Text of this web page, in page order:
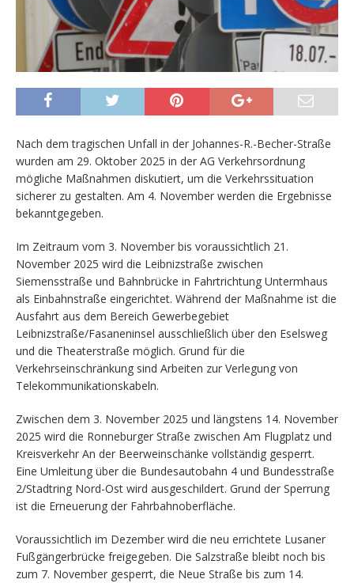
Nach dem tragischen Unfall in der Johannes-R.-Becher-Straße
wurden am 29. Oktober 2025 in der AG Verkehrsordnung
mögliche Maßnahmen diskutiert, um die Verkehrssituation
sicherer zu gestalten. Am 4. November werden die Ergebnisse
bekanntgegeben.
Im Zeitraum vom 3. November bis voraussichtlich 21.
November 2025 wird die Leibnizstraße zwischen
Siemensstraße und Bahnbrücke in Fahrtrichtung Untermhaus
als Einbahnstraße eingerichtet. Während der Maßnahme ist die
Ausfahrt aus dem Bereich Gewerbegebiet
Leibnizstraße/Fasaneninsel ausschließlich über den Eselsweg
und die Theaterstraße möglich. Grund für die
Verkehrseinschränkung sind Arbeiten zur Verlegung von
Telekommunikationskabeln.
Zwischen dem 3. November 2025 und längstens 14. November
2025 wird die Ronneburger Straße zwischen Am Flugplatz und
Kreisverkehr An der Beerweinschänke vollständig gesperrt.
Eine Umleitung über die Bundesautobahn 4 und Bundesstraße
2/Stadtring Nord-Ost wird ausgeschildert. Grund der Sperrung
ist die Erneuerung der Fahrbahnoberfläche.
Voraussichtlich im Dezember wird die neu errichtete Lusaner
Fußgängerbrücke freigegeben. Die Salzstraße bleibt noch bis
zum 7. November gesperrt, die Neue Straße bis zum 14.